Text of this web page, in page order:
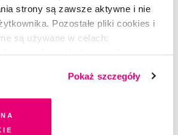
strony są zawsze aktywne i nie
Pozostałe pliki cookies i
są używane w celach:
pliki cookies i technologie
się na przechowywanie informacji
końcowym lub dostęp do niego i
Zgodę na wszystkie lub niektóre
Pokaż szczegóły
się w hamaku